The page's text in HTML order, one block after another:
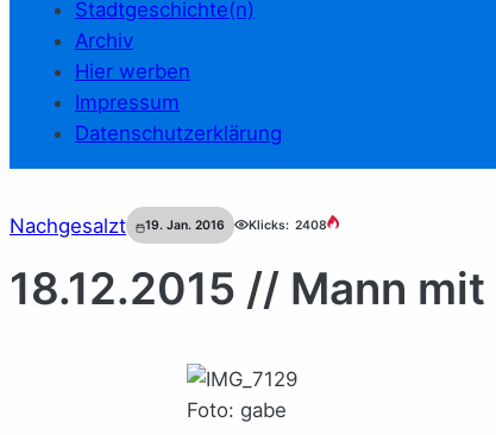
Stadtgeschichte(n)
Archiv
Hier werben
Impressum
Datenschutzerklärung
Nachgesalzt 19. Jan. 2016 Klicks: 2408
18.12.2015 // Mann mit
Foto: gabe